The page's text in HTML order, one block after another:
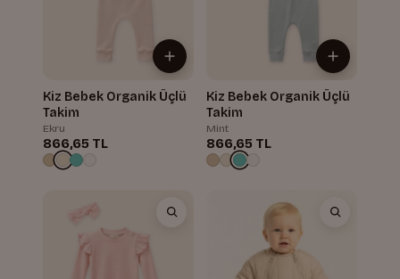
Kiz Bebek Organik Üçlü
Takim
Ekru
866,65 TL
Kiz Bebek Organik Üçlü
Takim
Mint
866,65 TL